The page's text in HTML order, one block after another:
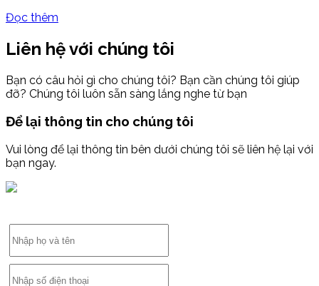
Đọc thêm
Liên hệ với chúng tôi
Bạn có câu hỏi gì cho chúng tôi? Bạn cần chúng tôi giúp
đỡ? Chúng tôi luôn sẵn sàng lắng nghe từ bạn
Để lại thông tin cho chúng tôi
Vui lòng để lại thông tin bên dưới chúng tôi sẽ liên hệ lại với
bạn ngay.